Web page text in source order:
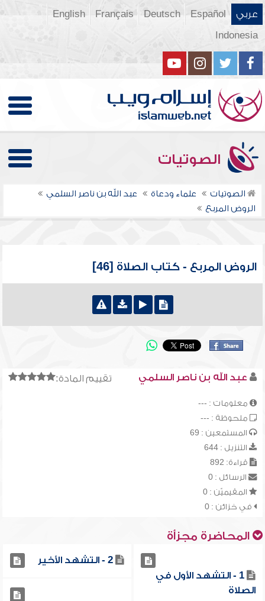
عربي Español
Deutsch
Français
English
Indonesia
الصوتيات
الصوتيات علماء ودعاة
عبد الله بن ناصر السلمي
الروض المربع
الروض المربع - كتاب الصلاة [46]
تقييم المادة: عبد الله بن ناصر السلمي
معلومات : ---
ملحوظة : ---
المستمعين : 69
التنزيل : 644
قراءة: 892
الرسائل : 0
المقيميّن : 0
في خزائن : 0
المحاضرة مجزأة
1 - التشهد الأول في
الصلاة
2 - التشهد الأخير